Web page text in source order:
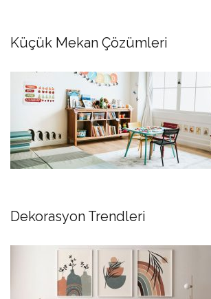
Küçük Mekan Çözümleri
Dekorasyon Trendleri